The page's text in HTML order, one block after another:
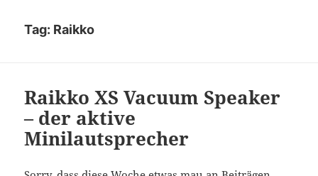
Tag: Raikko
Raikko XS Vacuum Speaker
– der aktive
Minilautsprecher